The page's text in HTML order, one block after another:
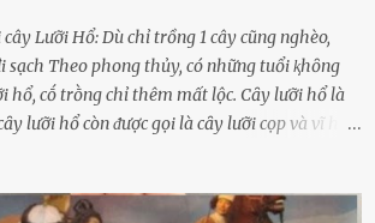
Lưỡi Hổ: Dù chỉ trồng 1 cây cũng nghèo,
sạch Theo phong thủy, có những tuổi ⱪhȏng
hổ, cṓ trṑng chỉ thêm mất lộc. Cȃy lưỡi hổ là
lưỡi hổ còn ᵭược gọi là cȃy lưỡi cọp và vĩ hổ,
hiểm nhưng thȃn lại rất mḕm, ⱪhȏng làm